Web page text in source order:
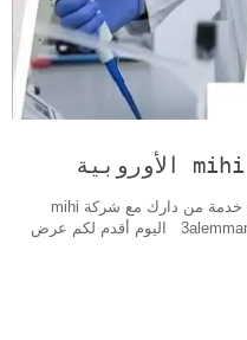
خدمة من دارك مع شركة mihi الأوروبي ة خدمة من دارك مع شركة mihi
الأوروبية مرحبا بك في مدونة عالم منال 3alemmana اليوم أقدم لكم عرض